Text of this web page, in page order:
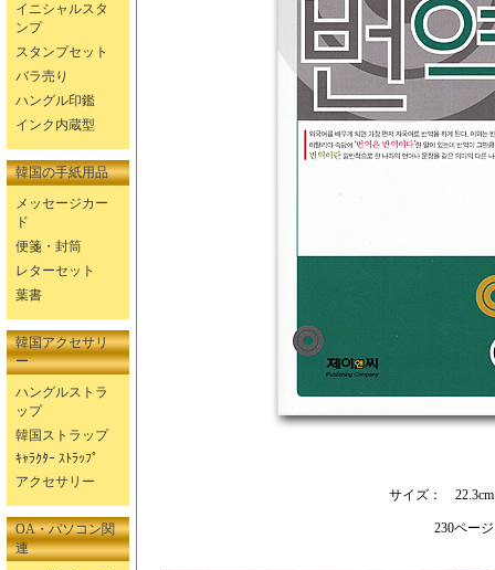
イニシャルスタ
ンプ
スタンプセット
バラ売り
ハングル印鑑
インク内蔵型
韓国の手紙用品
メッセージカー
ド
便箋・封筒
レターセット
葉書
韓国アクセサリ
ー
ハングルストラ
ップ
韓国ストラップ
ｷｬﾗｸﾀｰ ｽﾄﾗｯﾌﾟ
アクセサリー
OA・パソコン関
連
サイズ：
230ページ